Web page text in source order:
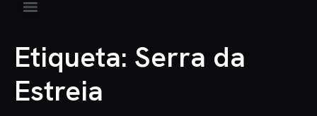
Etiqueta: Serra da
Estreia